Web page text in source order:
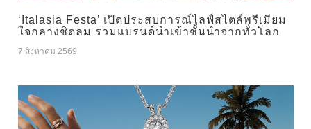
‘Italasia Festa’ เปิดประสบการณ์ไลฟ์สไตล์พรีเมียม
ใจกลางชิดลม รวมแบรนด์นำเข้าชั้นนำจากทั่วโลก
7 สิงหาคม 2569